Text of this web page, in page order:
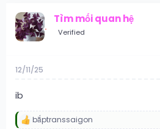
Tìm mối quan hệ
Verified
12/11/25
ib
R
bắptranssaigon